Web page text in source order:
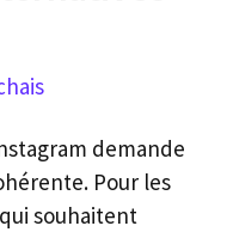
demande
Pour les
souhaitent